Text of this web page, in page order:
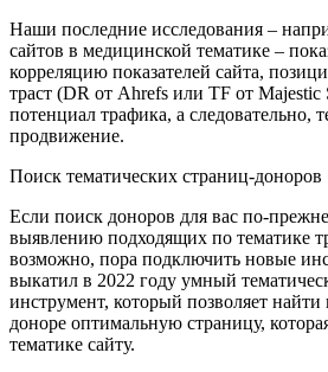
Наши последние исследования –
сайтов в медицинской тематике –
корреляцию показателей сайта,
траст (DR от Ahrefs или TF от
потенциал трафика, а следовательно,
продвижение.
Поиск тематических страниц-доноров
Если поиск доноров для вас по-
выявлению подходящих по тематике
возможно, пора подключить новые
выкатил в 2022 году умный
инструмент, который позволяет найти
доноре оптимальную страницу,
тематике сайту.